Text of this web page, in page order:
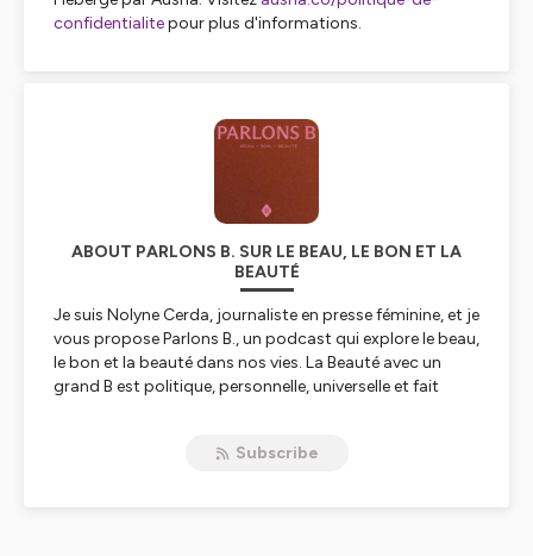
confidentialitepour plus d'informations.
ABOUT PARLONS B. SUR LE BEAU, LE BON ET LA
BEAUTÉ
Je suis Nolyne Cerda, journaliste en presse féminine, et je
vous proposeParlons B., un podcast qui explore le beau,
le bon et la beauté dans nos vies. La Beauté avec un
grand B est politique, personnelle, universelle et fait
nos certitudes, ou partagent un vécu puissant autour
Subscribe